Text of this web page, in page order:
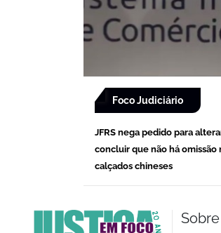
Foco Judiciário
JFRS nega pedido para
concluir que não há omissão
calçados chineses
Sobre